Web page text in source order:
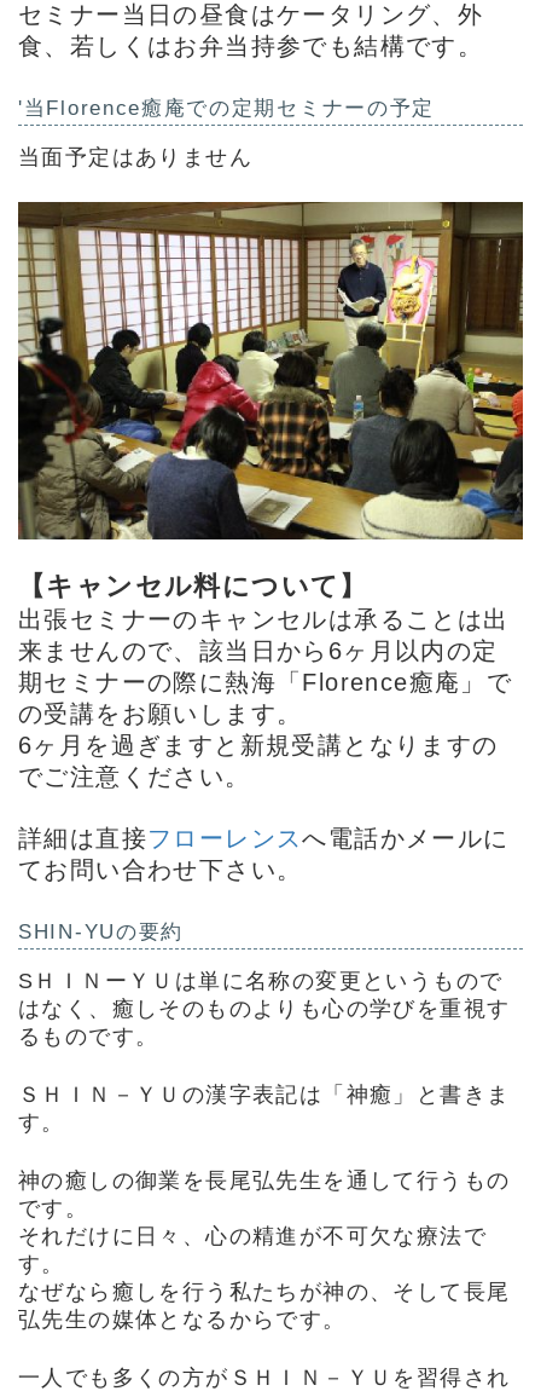
セミナー当日の昼食はケータリング、外
食、若しくはお弁当持参でも結構です。
'当Florence癒庵での定期セミナーの予定
当面予定はありません
【キャンセル料について】
出張セミナーのキャンセルは承ることは出
来ませんので、該当日から6ヶ月以内の定
期セミナーの際に熱海「Florence癒庵」で
の受講をお願いします。
6ヶ月を過ぎますと新規受講となりますの
でご注意ください。
詳細は直接フローレンスへ電話かメールに
てお問い合わせ下さい。
SHIN-YUの要約
SＨＩＮーＹＵは単に名称の変更というもので
はなく、癒しそのものよりも心の学びを重視す
るものです。
ＳＨＩＮ－ＹＵの漢字表記は「神癒」と書きま
す。
神の癒しの御業を長尾弘先生を通して行うもの
です。
それだけに日々、心の精進が不可欠な療法で
す。
なぜなら癒しを行う私たちが神の、そして長尾
弘先生の媒体となるからです。
一人でも多くの方がＳＨＩＮ－ＹＵを習得され